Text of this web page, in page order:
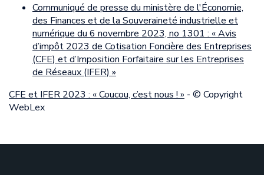
Communiqué de presse du ministère de l'Économie,
des Finances et de la Souveraineté industrielle et
numérique du 6 novembre 2023, no 1301 : « Avis
d’impôt 2023 de Cotisation Foncière des Entreprises
(CFE) et d’Imposition Forfaitaire sur les Entreprises
de Réseaux (IFER) »
CFE et IFER 2023 : « Coucou, c’est nous ! » - © Copyright
WebLex